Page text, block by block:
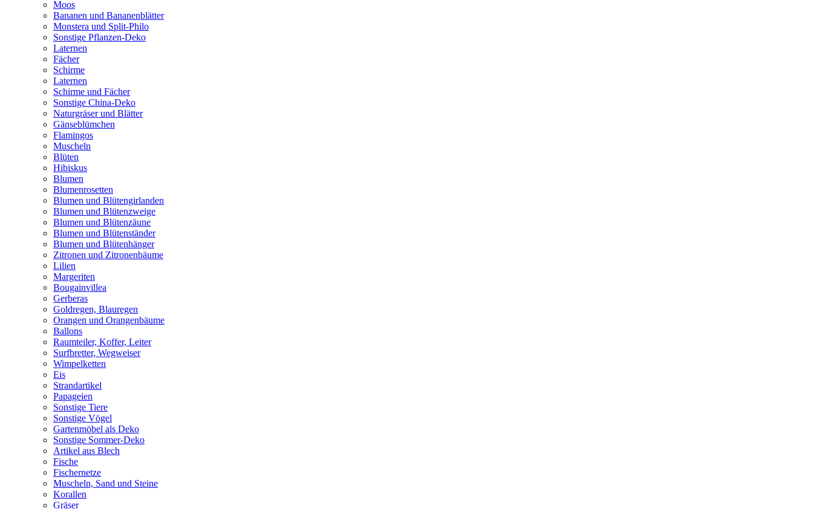
Moos
Bananen und Bananenblätter
Monstera und Split-Philo
Sonstige Pflanzen-Deko
Laternen
Fächer
Schirme
Laternen
Schirme und Fächer
Sonstige China-Deko
Naturgräser und Blätter
Gänseblümchen
Flamingos
Muscheln
Blüten
Hibiskus
Blumen
Blumenrosetten
Blumen und Blütengirlanden
Blumen und Blütenzweige
Blumen und Blütenzäune
Blumen und Blütenständer
Blumen und Blütenhänger
Zitronen und Zitronenbäume
Lilien
Margeriten
Bougainvillea
Gerberas
Goldregen, Blauregen
Orangen und Orangenbäume
Ballons
Raumteiler, Koffer, Leiter
Surfbretter, Wegweiser
Wimpelketten
Eis
Strandartikel
Papageien
Sonstige Tiere
Sonstige Vögel
Gartenmöbel als Deko
Sonstige Sommer-Deko
Artikel aus Blech
Fische
Fischernetze
Muscheln, Sand und Steine
Korallen
Gräser